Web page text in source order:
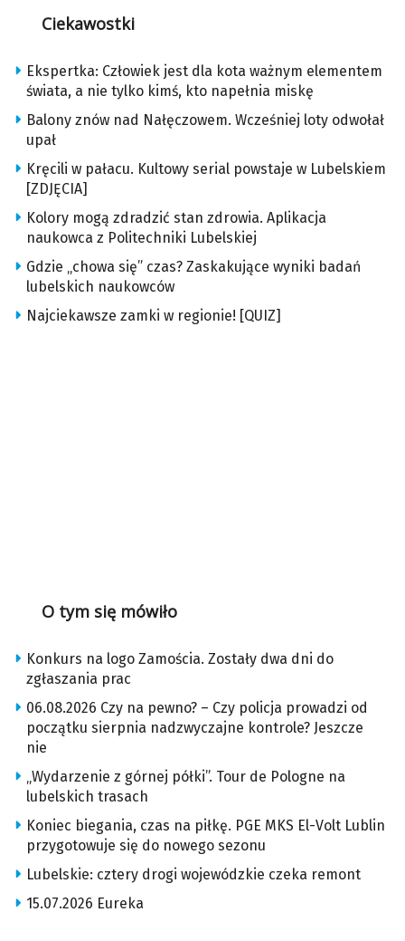
Ciekawostki
Ekspertka: Człowiek jest dla kota ważnym elementem
świata, a nie tylko kimś, kto napełnia miskę
Balony znów nad Nałęczowem. Wcześniej loty odwołał
upał
Kręcili w pałacu. Kultowy serial powstaje w Lubelskiem
[ZDJĘCIA]
Kolory mogą zdradzić stan zdrowia. Aplikacja
naukowca z Politechniki Lubelskiej
Gdzie „chowa się” czas? Zaskakujące wyniki badań
lubelskich naukowców
Najciekawsze zamki w regionie! [QUIZ]
O tym się mówiło
Konkurs na logo Zamościa. Zostały dwa dni do
zgłaszania prac
06.08.2026 Czy na pewno? – Czy policja prowadzi od
początku sierpnia nadzwyczajne kontrole? Jeszcze
nie
„Wydarzenie z górnej półki”. Tour de Pologne na
lubelskich trasach
Koniec biegania, czas na piłkę. PGE MKS El-Volt Lublin
przygotowuje się do nowego sezonu
Lubelskie: cztery drogi wojewódzkie czeka remont
15.07.2026 Eureka